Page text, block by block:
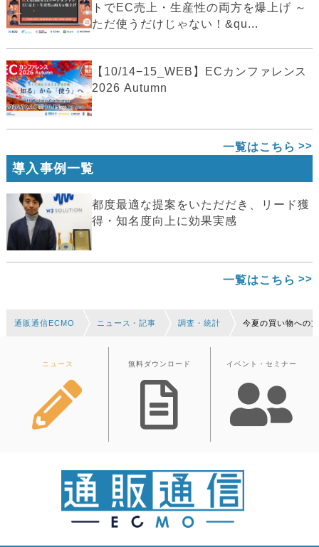
トでEC売上・生産性の両方を爆上げ ～
ただ使うだけじゃない！&qu...
【10/14−15_WEB】ECカンファレンス
2026 Autumn
一覧はこちら
導入事例一覧
都度最適な提案をいただだき、リード獲
得・知名度向上に効果実感
一覧はこちら
通販通信ECMO ニュース・記事 調査・統計 今夏の買い物への
ニュース 無料ダウンロード イベント・セミナー